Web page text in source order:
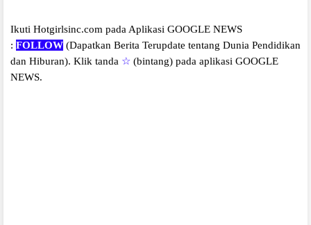
Ikuti Hotgirlsinc.com pada Aplikasi GOOGLE NEWS
: FOLLOW (Dapatkan Berita Terupdate tentang Dunia Pendidikan
dan Hiburan). Klik tanda ☆ (bintang) pada aplikasi GOOGLE
NEWS.